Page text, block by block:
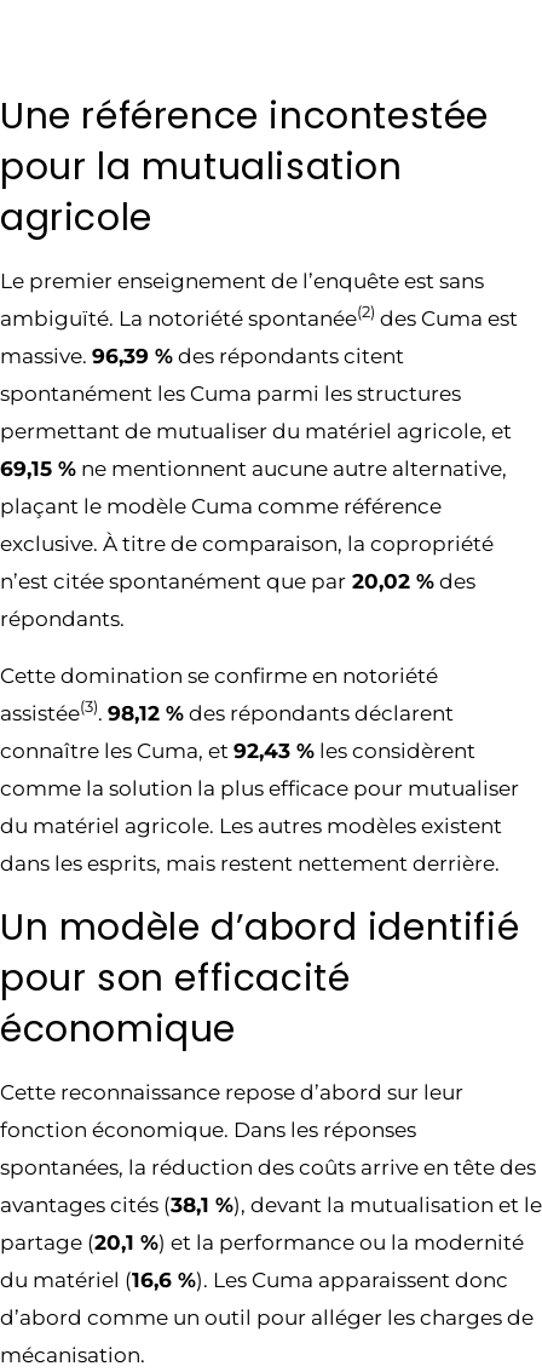
Une référence incontestée
pour la mutualisation
agricole
Le premier enseignement de l’enquête est sans
ambiguïté. La notoriété spontanée(2) des Cuma est
massive. 96,39 % des répondants citent
spontanément les Cuma parmi les structures
permettant de mutualiser du matériel agricole, et
69,15 % ne mentionnent aucune autre alternative,
plaçant le modèle Cuma comme référence
exclusive. À titre de comparaison, la copropriété
n’est citée spontanément que par 20,02 % des
répondants.
Cette domination se confirme en notoriété
assistée(3). 98,12 % des répondants déclarent
connaître les Cuma, et 92,43 % les considèrent
comme la solution la plus efficace pour mutualiser
du matériel agricole. Les autres modèles existent
dans les esprits, mais restent nettement derrière.
Un modèle d’abord identifié
pour son efficacité
économique
Cette reconnaissance repose d’abord sur leur
fonction économique. Dans les réponses
spontanées, la réduction des coûts arrive en tête des
avantages cités (38,1 %), devant la mutualisation et le
partage (20,1 %) et la performance ou la modernité
du matériel (16,6 %). Les Cuma apparaissent donc
d’abord comme un outil pour alléger les charges de
mécanisation.